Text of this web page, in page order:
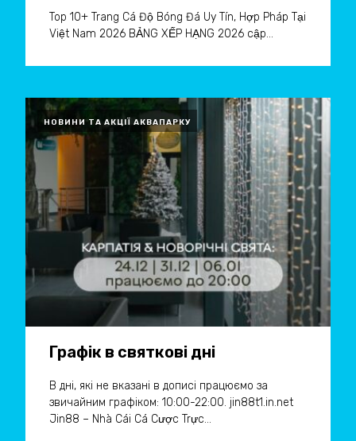
Top 10+ Trang Cá Độ Bóng Đá Uy Tín, Hợp Pháp Tại
Việt Nam 2026 BẢNG XẾP HẠNG 2026 cập...
Графік в святкові дні
НОВИНИ ТА АКЦІЇ АКВАПАРКУ
В дні, які не вказані в дописі працюємо за
звичайним графіком: 10:00-22:00. jin88t1.in.net
Jin88 – Nhà Cái Cá Cược Trực...